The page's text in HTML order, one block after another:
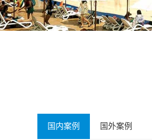
国内案例 国外案例